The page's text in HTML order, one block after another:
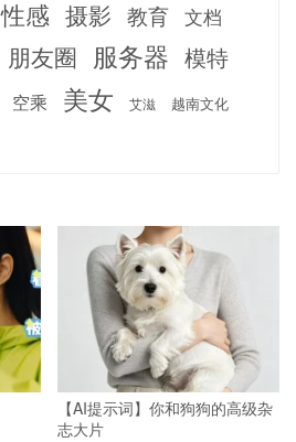
性感 摄影 教育 文档
朋友圈 服务器 模特
空乘 美女 艾滋 越南文化
【AI提示词】你和狗狗的高级杂
志大片